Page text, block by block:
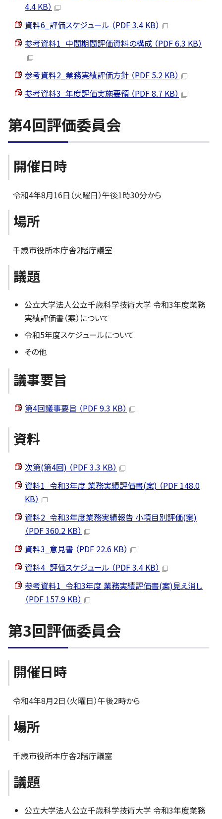
4.4 KB）
資料6_評価スケジュール （PDF 3.4 KB）
参考資料1_中間期間評価資料の構成 （PDF 6.3 KB）
参考資料2_業務実績評価方針 （PDF 5.2 KB）
参考資料3_年度評価実施要領 （PDF 8.7 KB）
第4回評価委員会
開催日時
令和4年8月16日（火曜日）午後1時30分から
場所
千歳市役所本庁舎2階庁議室
議題
公立大学法人公立千歳科学技術大学 令和3年度業務
実績評価書（案）について
令和5年度スケジュールについて
その他
議事要旨
第4回議事要旨 （PDF 9.3 KB）
資料
次第(第4回) （PDF 3.3 KB）
資料1_令和3年度 業務実績評価書(案) （PDF 148.0
KB）
資料2_令和3年度業務実績報告 小項目別評価(案)
（PDF 360.2 KB）
資料3_意見書 （PDF 22.6 KB）
資料4_評価スケジュール （PDF 3.4 KB）
参考資料1_令和3年度 業務実績評価書(案)見え消し
（PDF 157.9 KB）
第3回評価委員会
開催日時
令和4年8月2日（火曜日）午後2時から
場所
千歳市役所本庁舎2階庁議室
議題
公立大学法人公立千歳科学技術大学 令和3年度業務